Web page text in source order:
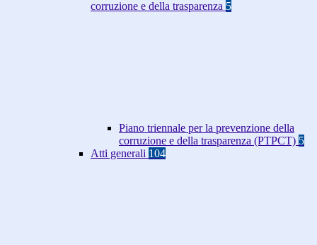
corruzione e della trasparenza 5
Piano triennale per la prevenzione della
corruzione e della trasparenza (PTPCT) 5
Atti generali 104